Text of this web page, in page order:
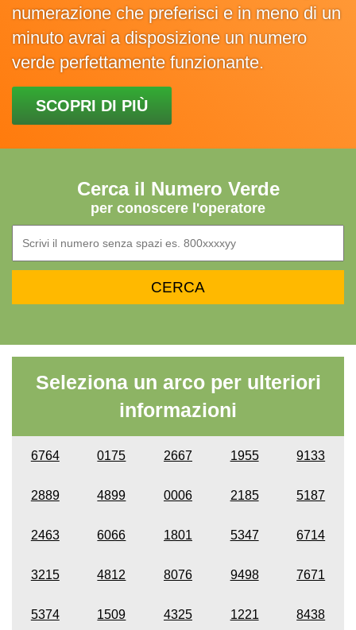
numerazione che preferisci e in meno di un
minuto avrai a disposizione un numero
verde perfettamente funzionante.
SCOPRI DI PIÙ
Cerca il Numero Verde
per conoscere l'operatore
Seleziona un arco per ulteriori
informazioni
6764 0175 2667 1955 9133
2889 4899 0006 2185 5187
2463 6066 1801 5347 6714
3215 4812 8076 9498 7671
5374 1509 4325 1221 8438